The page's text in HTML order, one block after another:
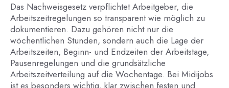
Das Nachweisgesetz verpflichtet Arbeitgeber, die
Arbeitszeitregelungen so transparent wie möglich zu
dokumentieren. Dazu gehören nicht nur die
wöchentlichen Stunden, sondern auch die Lage der
Arbeitszeiten, Beginn- und Endzeiten der Arbeitstage,
Pausenregelungen und die grundsätzliche
Arbeitszeitverteilung auf die Wochentage. Bei Midijobs